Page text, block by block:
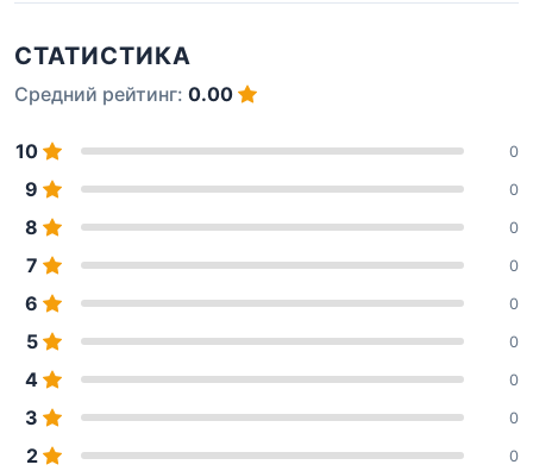
СТАТИСТИКА
Средний рейтинг: 0.00
10 0
9 0
8 0
7 0
6 0
5 0
4 0
3 0
2 0